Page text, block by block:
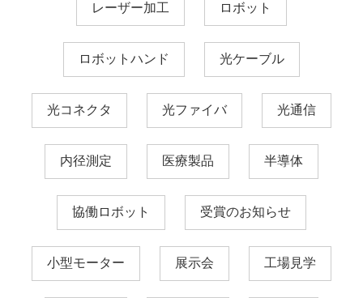
レーザー加工 ロボット
ロボットハンド 光ケーブル
光コネクタ 光ファイバ 光通信
内径測定 医療製品 半導体
協働ロボット 受賞のお知らせ
小型モーター 展示会 工場見学